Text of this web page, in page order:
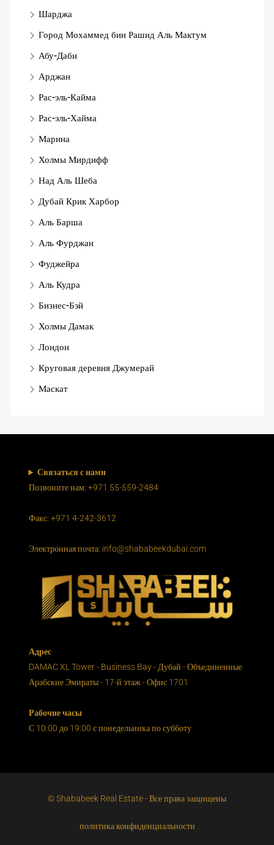
Шарджа
Город Мохаммед бин Рашид Аль Мактум
Абу-Даби
Арджан
Рас-эль-Кайма
Рас-эль-Хайма
Марина
Холмы Мирдифф
Над Аль Шеба
Дубай Крик Харбор
Аль Барша
Аль Фурджан
Фуджейра
Аль Кудра
Бизнес-Бэй
Холмы Дамак
Лондон
Круговая деревня Джумерай
Маскат
Связаться с нами
Позвоните нам: +971 55-559-2484
Факс: +971 4-242-3612
Электронная почта: info@shababeekdubai.com
Адрес
DAMAC XL Tower - Business Bay - Дубай - Объединенные
Арабские Эмираты - 17-й этаж - Офис 1701
Рабочие часы
С 10:00 до 19:00 с понедельника по субботу
© Shababeek Real Estate - Все права защищены
политика конфиденциальности